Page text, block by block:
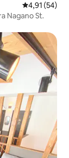
4,91 ud af 5
4,91 (54)
Nagano St.